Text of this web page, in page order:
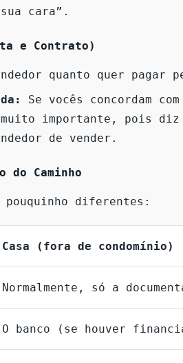
cara”.
e Contrato)
quanto quer pagar
Se vocês concordam
importante, pois diz
de vender.
do Caminho
pouquinho diferentes:
Casa (fora de condomínio)
Normalmente, só a
O banco (se houver